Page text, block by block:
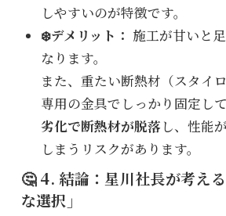
しやすいのが特徴です。
❄️デメリット： 施工が甘いと
なります。
また、重たい断熱材（スタイ
専用の金具でしっかり固定して
劣化で断熱材が脱落し、性能
しまうリスクがあります。
🤔 4. 結論：星川社長が考え
な選択」